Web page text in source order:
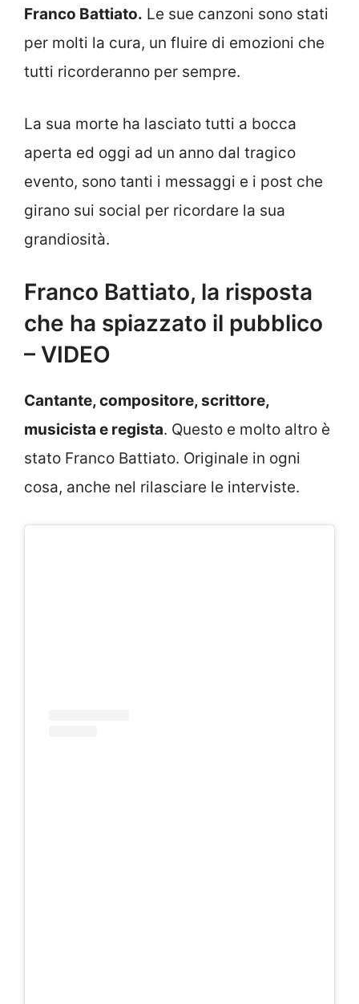
Franco Battiato. Le sue canzoni sono stati
per molti la cura, un fluire di emozioni che
tutti ricorderanno per sempre.
La sua morte ha lasciato tutti a bocca
aperta ed oggi ad un anno dal tragico
evento, sono tanti i messaggi e i post che
girano sui social per ricordare la sua
grandiosità.
Franco Battiato, la risposta
che ha spiazzato il pubblico
– VIDEO
Cantante, compositore, scrittore,
musicista e regista. Questo e molto altro è
stato Franco Battiato. Originale in ogni
cosa, anche nel rilasciare le interviste.